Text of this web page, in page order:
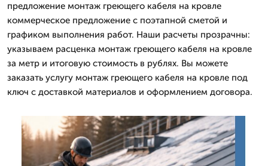
предложение монтаж греющего кабеля на кровле
коммерческое предложение с поэтапной сметой и
графиком выполнения работ. Наши расчеты прозрачны:
указываем расценка монтаж греющего кабеля на кровле
за метр и итоговую стоимость в рублях. Вы можете
заказать услугу монтаж греющего кабеля на кровле под
ключ с доставкой материалов и оформлением договора.